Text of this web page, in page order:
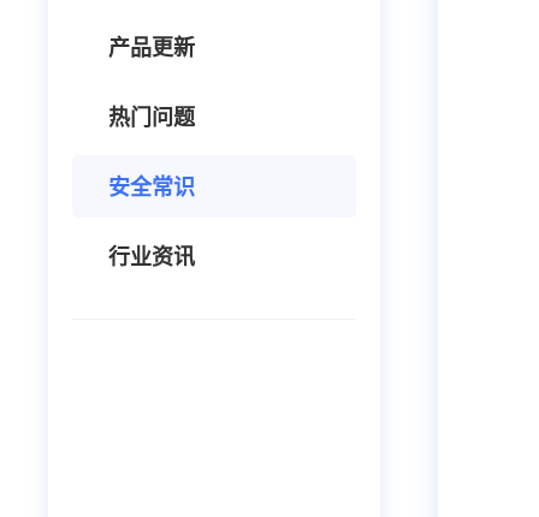
产品更新
热门问题
安全常识
行业资讯